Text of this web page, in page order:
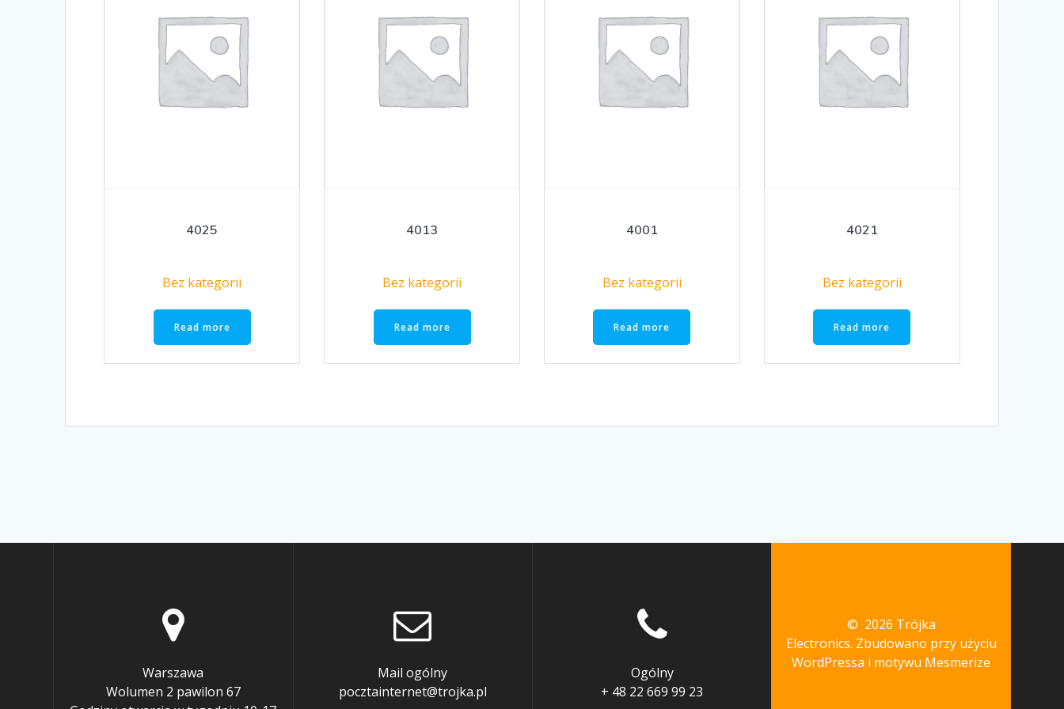
4025
Bez kategorii
Read more
4013
Bez kategorii
Read more
4001
Bez kategorii
Read more
4021
Bez kategorii
Read more
Warszawa
Wolumen 2 pawilon 67
Mail ogólny
pocztainternet@trojka.pl
Ogólny
+ 48 22 669 99 23
© 2026 Trójka
Electronics. Zbudowano przy użyciu
WordPressa i motywu Mesmerize